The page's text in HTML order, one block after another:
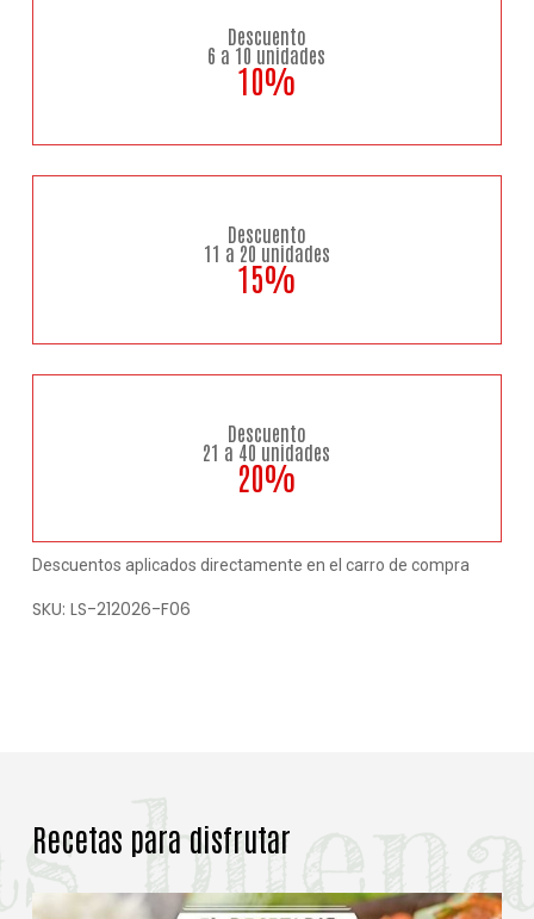
Descuento
6 a 10 unidades
10%
Descuento
11 a 20 unidades
15%
Descuento
21 a 40 unidades
20%
Descuentos aplicados directamente en el carro de compra
SKU: LS-212026-F06
Recetas para disfrutar